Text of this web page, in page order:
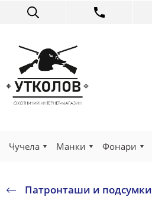
Чучела Манки Фонари
Патронташи и подсумки